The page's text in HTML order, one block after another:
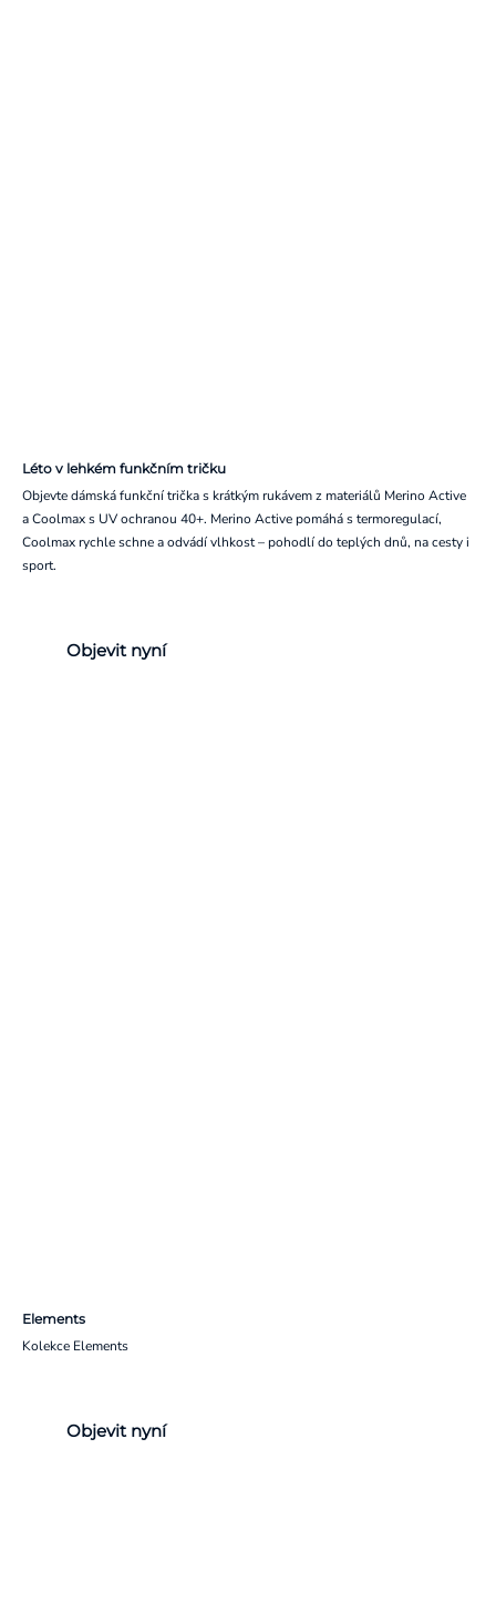
Léto v lehkém funkčním tričku
Objevte dámská funkční trička s krátkým rukávem z materiálů Merino Active
a Coolmax s UV ochranou 40+. Merino Active pomáhá s termoregulací,
Coolmax rychle schne a odvádí vlhkost – pohodlí do teplých dnů, na cesty i
sport.
Objevit nyní
Elements
Kolekce Elements
Objevit nyní